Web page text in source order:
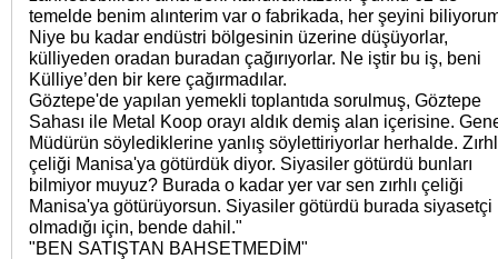
temelde benim alınterim var o fabrikada, her şeyini
Niye bu kadar endüstri bölgesinin üzerine düşüyorlar,
külliyeden oradan buradan çağırıyorlar. Ne iştir bu iş, beni
Külliye’den bir kere çağırmadılar.
Göztepe'de yapılan yemekli toplantıda sorulmuş, Göztepe
Sahası ile Metal Koop orayı aldık demiş alan içerisine.
Müdürün söylediklerine yanlış söylettiriyorlar herhalde.
çeliği Manisa'ya götürdük diyor. Siyasiler götürdü bunları
bilmiyor muyuz? Burada o kadar yer var sen zırhlı çeliği
Manisa'ya götürüyorsun. Siyasiler götürdü burada siyasetçi
olmadığı için, bende dahil."
"BEN SATIŞTAN BAHSETMEDİM"